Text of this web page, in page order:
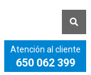
Atención al cliente
650 062 399